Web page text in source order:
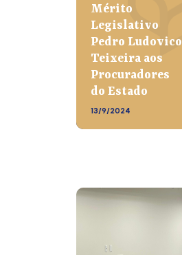
Mérito
Legislativo
Pedro Ludovico
Teixeira aos
Procuradores
do Estado
13/9/2024